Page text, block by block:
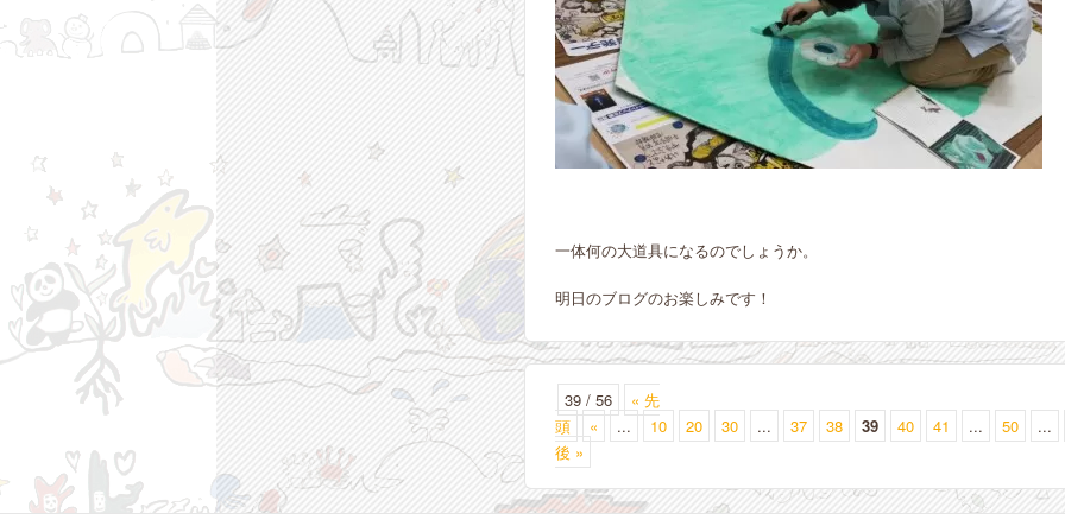
一体何の大道具になるのでしょうか。
明日のブログのお楽しみです！
39 / 56
« 先
頭
« ... 10 20 30 ... 37 38 39 40 41 ... 50
...
後 »